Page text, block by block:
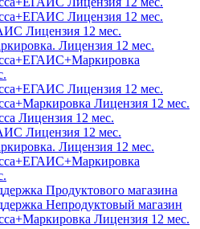
Лицензия 12 мес.
Лицензия 12 мес.
Лицензия 12 мес.
Лицензия 12 мес.
Лицензия 12 мес.
Лицензия 12 мес.
Лицензия 12 мес.
Лицензия 12 мес.
Продуктового магазина
Непродуктовый магазин
Лицензия 12 мес.